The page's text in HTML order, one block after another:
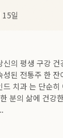
일
신의 평생 구강
된 전통주 한
치과 는 단순
분의 삶에 건강